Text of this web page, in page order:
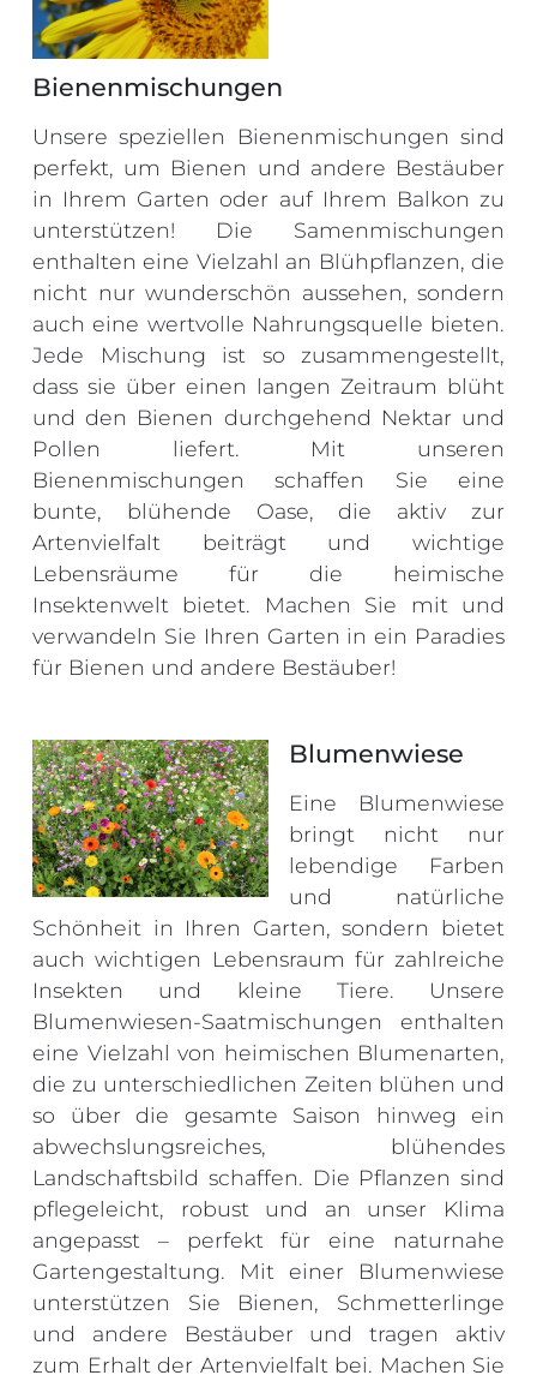
Bienenmischungen
Unsere speziellen Bienenmischungen sind
perfekt, um Bienen und andere Bestäuber
in Ihrem Garten oder auf Ihrem Balkon zu
unterstützen! Die Samenmischungen
enthalten eine Vielzahl an Blühpflanzen, die
nicht nur wunderschön aussehen, sondern
auch eine wertvolle Nahrungsquelle bieten.
Jede Mischung ist so zusammengestellt,
dass sie über einen langen Zeitraum blüht
und den Bienen durchgehend Nektar und
Pollen liefert. Mit unseren
Bienenmischungen schaffen Sie eine
bunte, blühende Oase, die aktiv zur
Artenvielfalt beiträgt und wichtige
Lebensräume für die heimische
Insektenwelt bietet. Machen Sie mit und
verwandeln Sie Ihren Garten in ein Paradies
für Bienen und andere Bestäuber!
Blumenwiese
Eine Blumenwiese
bringt nicht nur
lebendige Farben
und natürliche
Schönheit in Ihren Garten, sondern bietet
auch wichtigen Lebensraum für zahlreiche
Insekten und kleine Tiere. Unsere
Blumenwiesen-Saatmischungen enthalten
eine Vielzahl von heimischen Blumenarten,
die zu unterschiedlichen Zeiten blühen und
so über die gesamte Saison hinweg ein
abwechslungsreiches, blühendes
Landschaftsbild schaffen. Die Pflanzen sind
pflegeleicht, robust und an unser Klima
angepasst – perfekt für eine naturnahe
Gartengestaltung. Mit einer Blumenwiese
unterstützen Sie Bienen, Schmetterlinge
und andere Bestäuber und tragen aktiv
zum Erhalt der Artenvielfalt bei. Machen Sie